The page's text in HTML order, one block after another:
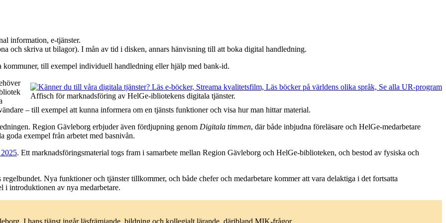
information, e-tjänster.
och skriva ut bilagor). I mån av tid i disken, annars hänvisning till att boka digital handledning.
till exempel individuell handledning eller hjälp med bank-id.
Affisch för marknadsföring av HelGe-ibliotekens digitala tjänster.
– till exempel att kunna informera om en tjänsts funktioner och visa hur man hittar material.
Region Gävleborg erbjuder även fördjupning genom Digitala timmen, där både inbjudna föreläsare och HelGe-medarbetare
goda exempel från arbetet med basnivån.
. Ett marknadsföringsmaterial togs fram i samarbete mellan Region Gävleborg och HelGe-biblioteken, och bestod av fysiska och
Nya funktioner och tjänster tillkommer, och både chefer och medarbetare kommer att vara delaktiga i det fortsatta
i introduktionen av nya medarbetare.
I hans tjänst ingår läsfrämjande, bildning och kollegialt lärande, däribland MIK-frågor.